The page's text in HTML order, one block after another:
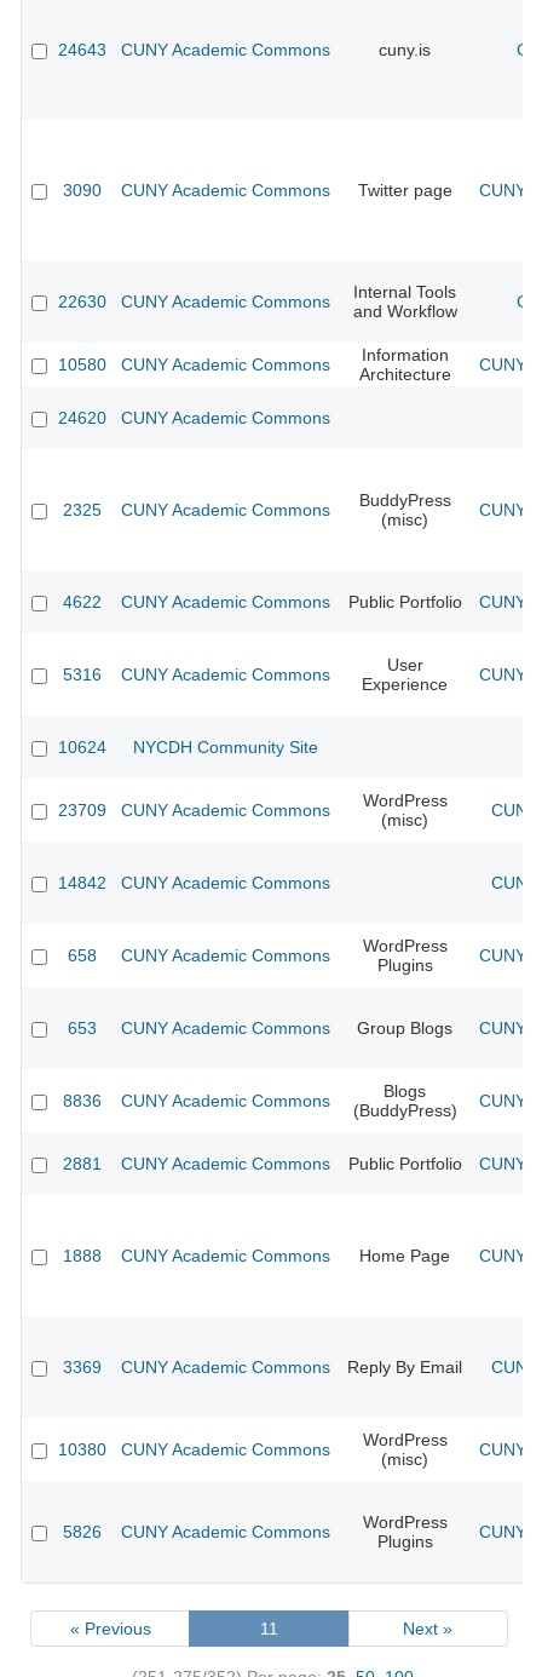
24643 CUNY Academic Commons cuny.is
3090 CUNY Academic Commons Twitter page CUNY
22630 CUNY Academic Commons
Internal Tools
and Workflow
10580 CUNY Academic Commons
Information
Architecture
CUNY
24620 CUNY Academic Commons
2325 CUNY Academic Commons
BuddyPress
(misc)
CUNY
4622 CUNY Academic Commons Public Portfolio CUNY
5316 CUNY Academic Commons
User
Experience
CUNY
10624 NYCDH Community Site
23709 CUNY Academic Commons
WordPress
(misc)
14842 CUNY Academic Commons
658 CUNY Academic Commons
WordPress
Plugins
CUNY
653 CUNY Academic Commons Group Blogs CUNY
8836 CUNY Academic Commons
Blogs
(BuddyPress)
CUNY
2881 CUNY Academic Commons Public Portfolio CUNY
1888 CUNY Academic Commons Home Page CUNY
3369 CUNY Academic Commons Reply By Email
10380 CUNY Academic Commons
WordPress
(misc)
CUNY
5826 CUNY Academic Commons
WordPress
Plugins
CUNY
« Previous 11 Next »